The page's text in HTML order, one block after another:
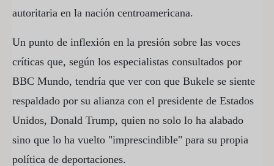
autoritaria en la nación centroamericana.
Un punto de inflexión en la presión sobre las voces
críticas que, según los especialistas consultados por
BBC Mundo, tendría que ver con que Bukele se siente
respaldado por su alianza con el presidente de Estados
Unidos, Donald Trump, quien no solo lo ha alabado
sino que lo ha vuelto "imprescindible" para su propia
política de deportaciones.